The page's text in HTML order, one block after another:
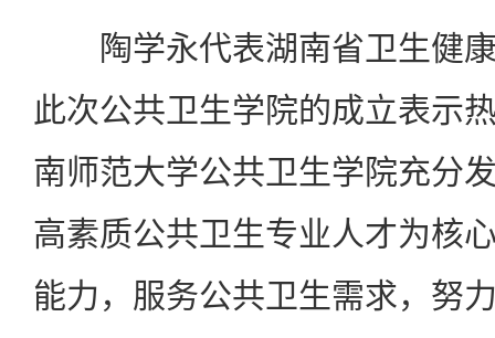
陶学永代表湖南省卫生健康
此次公共卫生学院的成立表示
南师范大学公共卫生学院充分
高素质公共卫生专业人才为核
能力，服务公共卫生需求，努